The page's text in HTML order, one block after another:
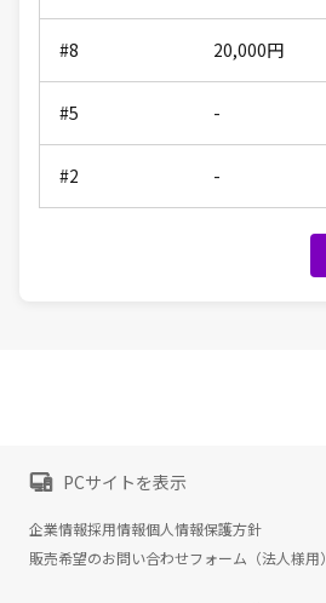
#8 20,000円
#5 -
#2 -
PCサイトを表示
企業情報採用情報個人情報保護方針
販売希望のお問い合わせフォーム（法人様用）